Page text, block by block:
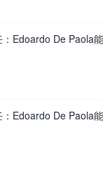
Edoardo De Paola
Edoardo De Paola